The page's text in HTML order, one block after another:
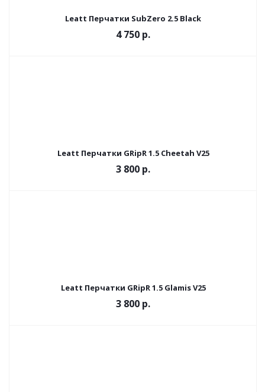
Leatt Перчатки SubZero 2.5 Black
4 750 р.
Leatt Перчатки GRipR 1.5 Cheetah V25
3 800 р.
Leatt Перчатки GRipR 1.5 Glamis V25
3 800 р.